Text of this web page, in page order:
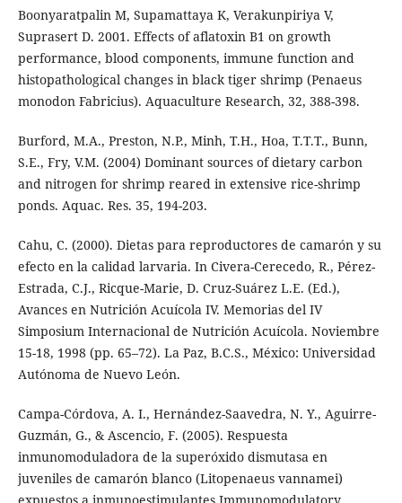
Boonyaratpalin M, Supamattaya K, Verakunpiriya V,
Suprasert D. 2001. Effects of aflatoxin B1 on growth
performance, blood components, immune function and
histopathological changes in black tiger shrimp (Penaeus
monodon Fabricius). Aquaculture Research, 32, 388-398.
Burford, M.A., Preston, N.P., Minh, T.H., Hoa, T.T.T., Bunn,
S.E., Fry, V.M. (2004) Dominant sources of dietary carbon
and nitrogen for shrimp reared in extensive rice-shrimp
ponds. Aquac. Res. 35, 194-203.
Cahu, C. (2000). Dietas para reproductores de camarón y su
efecto en la calidad larvaria. In Civera-Cerecedo, R., Pérez-
Estrada, C.J., Ricque-Marie, D. Cruz-Suárez L.E. (Ed.),
Avances en Nutrición Acuícola IV. Memorias del IV
Simposium Internacional de Nutrición Acuícola. Noviembre
15-18, 1998 (pp. 65–72). La Paz, B.C.S., México: Universidad
Autónoma de Nuevo León.
Campa-Córdova, A. I., Hernández-Saavedra, N. Y., Aguirre-
Guzmán, G., & Ascencio, F. (2005). Respuesta
inmunomoduladora de la superóxido dismutasa en
juveniles de camarón blanco (Litopenaeus vannamei)